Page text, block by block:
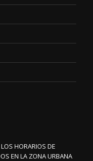
HORARIOS DE
EN LA ZONA URBANA